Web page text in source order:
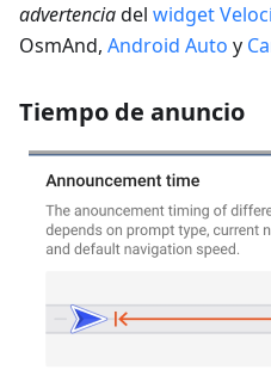
advertenciadel widget
OsmAnd, Android Auto y
Tiempo de anuncio